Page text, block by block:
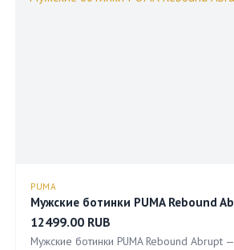
PUMA
Мужские ботинки PUMA Rebound
12499.00 RUB
Мужские ботинки PUMA Rebound Abrupt